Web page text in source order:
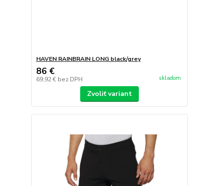
HAVEN RAINBRAIN LONG black/grey
86 €
69,92 € bez DPH skladom
Zvoliť variant